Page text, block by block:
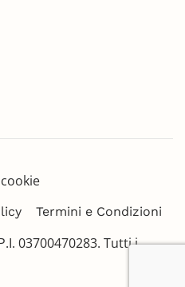
Termini e Condizioni
03700470283. Tutti i